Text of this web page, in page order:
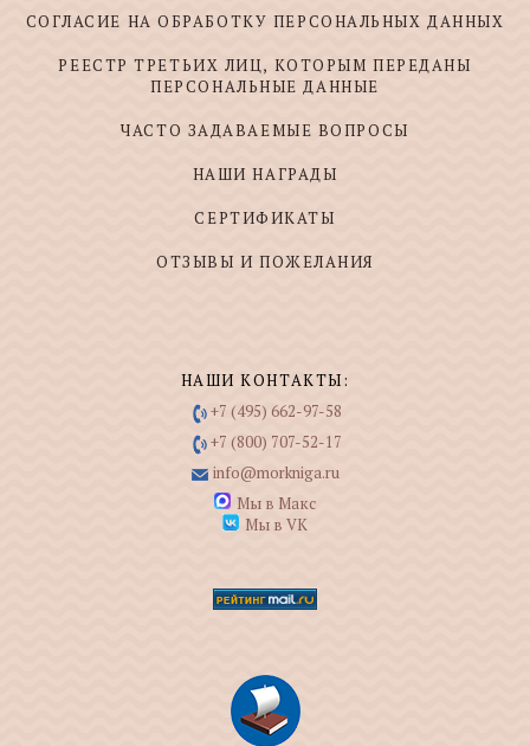
СОГЛАСИЕ НА ОБРАБОТКУ ПЕРСОНАЛЬНЫХ ДАННЫХ
РЕЕСТР ТРЕТЬИХ ЛИЦ, КОТОРЫМ ПЕРЕДАНЫ
ПЕРСОНАЛЬНЫЕ ДАННЫЕ
ЧАСТО ЗАДАВАЕМЫЕ ВОПРОСЫ
НАШИ НАГРАДЫ
СЕРТИФИКАТЫ
ОТЗЫВЫ И ПОЖЕЛАНИЯ
НАШИ КОНТАКТЫ:
+7 (495) 662-97-58
+7 (800) 707-52-17
info@morkniga.ru
Мы в Макс
Мы в VK